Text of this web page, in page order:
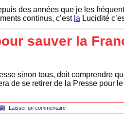
des années que je les
continus, c’est la Lucidité
sauver la
sinon tous, doit comprendre
de se retirer de la Presse pour
Laisser un commentaire